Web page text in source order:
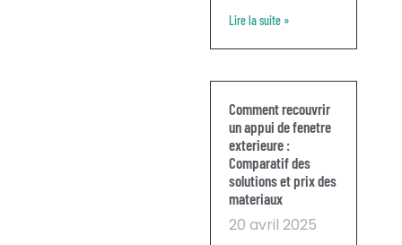
Lire la suite »
Comment recouvrir
un appui de fenetre
exterieure :
Comparatif des
solutions et prix des
materiaux
20 avril 2025